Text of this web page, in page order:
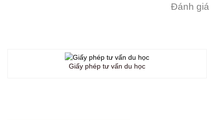
Đánh giá
Giấy phép tư vấn du học